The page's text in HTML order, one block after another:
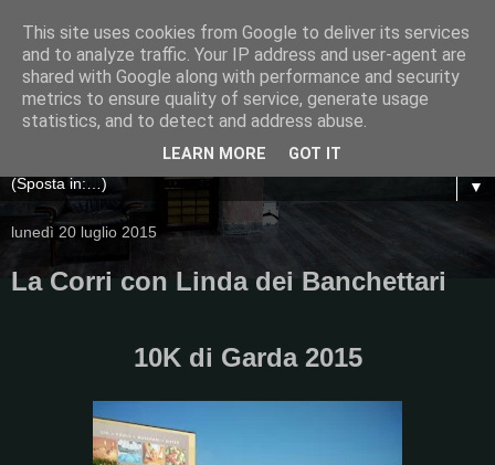
▼
lunedì 20 luglio 2015
La Corri con Linda dei Banchettari
10K di Garda 2015
This site uses cookies from Google to deliver its services
and to analyze traffic. Your IP address and user-agent are
shared with Google along with performance and security
metrics to ensure quality of service, generate usage
statistics, and to detect and address abuse.
LEARN MORE GOT IT